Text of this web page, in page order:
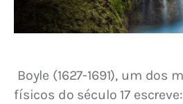
físicos do século 17 escreve: